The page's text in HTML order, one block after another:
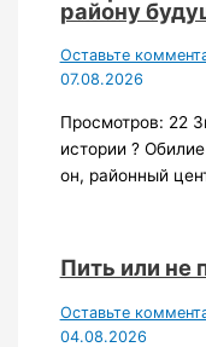
району
Оставьте
07.08.2026
Просмотров: 22
истории ?
он, районный
Пить или не
Оставьте
04.08.2026